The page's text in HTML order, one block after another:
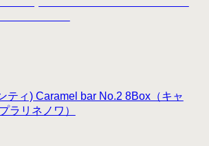
ティ) Caramel bar No.2 8Box（キャ
ラリネノワ）